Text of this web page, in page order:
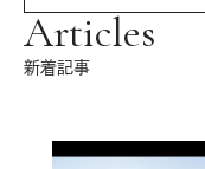
Articles
新着記事